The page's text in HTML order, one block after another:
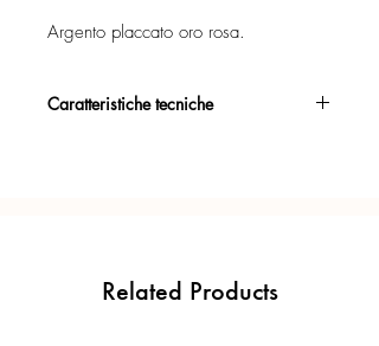
Argento placcato oro rosa.
Caratteristiche tecniche
Related Products